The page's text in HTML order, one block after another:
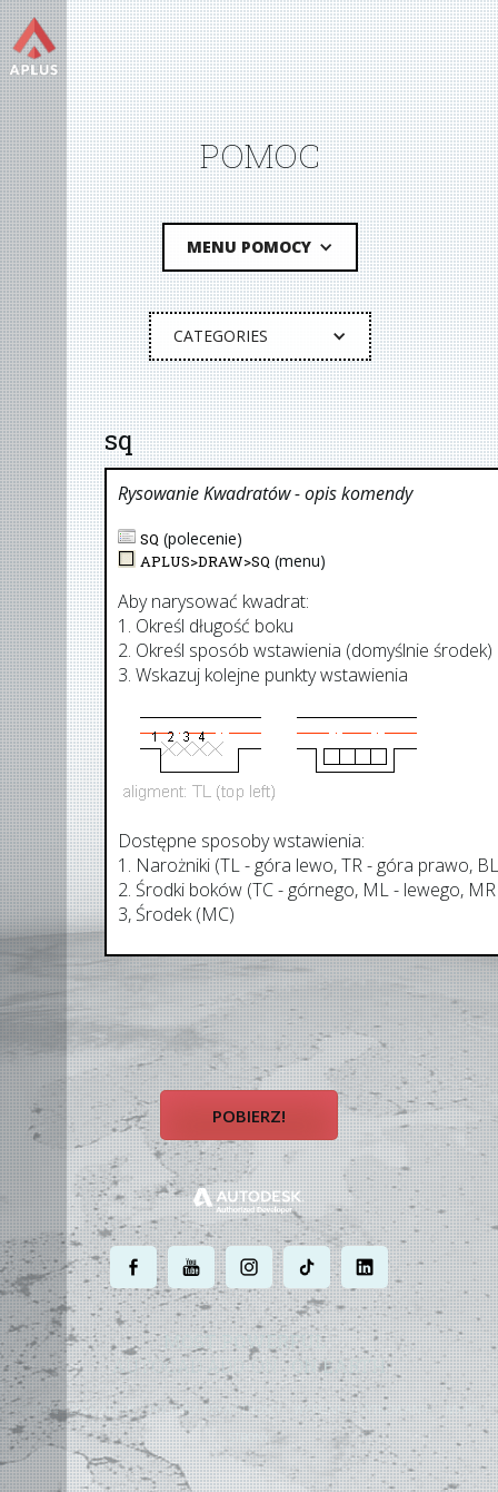
POMOC
MENU POMOCY
CATEGORIES
sq
Rysowanie Kwadratów- opis komendy
SQ (polecenie)
APLUS>DRAW>SQ (menu)
Aby narysować kwadrat:
1. Określ długość boku
2. Określ sposób wstawienia (domyślnie środek)
3. Wskazuj kolejne punkty wstawienia
Dostępne sposoby wstawienia:
1. Narożniki (TL - góra lewo, TR - góra prawo,
2. Środki boków (TC - górnego, ML - lewego,
3, Środek (MC)
POBIERZ!
. . . . .
MOST POWERFUL
AUTOCAD ADD-ONON EARTH
©2004 - 2026 APLUS ·POLITYKA PRYWATNOŚCI·WARUNKI UŻYTKOWANIA·MAPA
STRONY